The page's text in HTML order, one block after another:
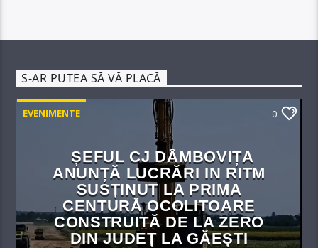
S-AR PUTEA SĂ VĂ PLACĂ
EVENIMENTE 0
ȘEFUL CJ DÂMBOVIȚA
ANUNȚĂ LUCRĂRI IN RITM
SUSȚINUT LA PRIMA
CENTURĂ OCOLITOARE
CONSTRUITĂ DE LA ZERO
DIN JUDEȚ LA GĂEȘTI